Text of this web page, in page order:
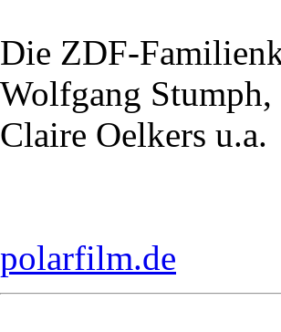
Die ZDF-
Wolfgang
Claire Oelkers u.a.
polarfilm.de